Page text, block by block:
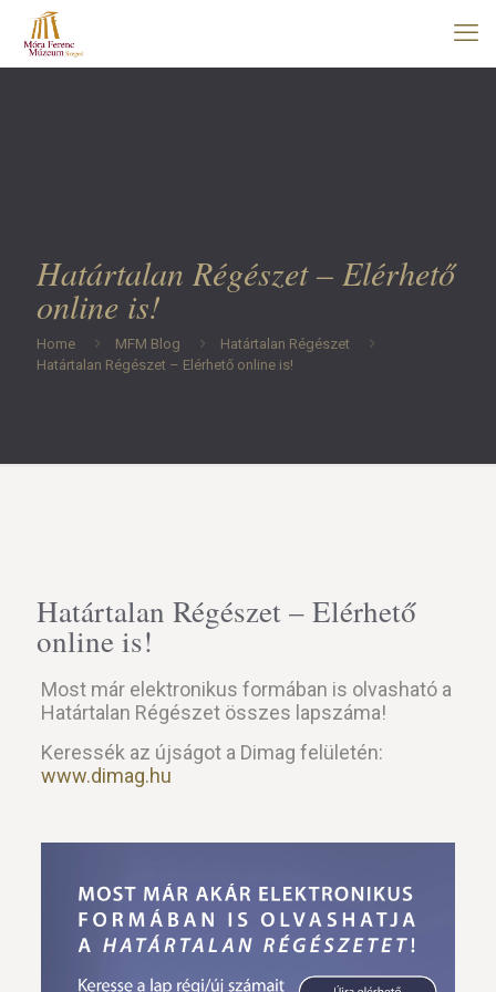
Határtalan Régészet – Elérhető
online is!
Home MFM Blog
Határtalan Régészet
Határtalan Régészet – Elérhető online is!
Határtalan Régészet – Elérhető
online is!
Most már elektronikus formában is olvasható a
Határtalan Régészet összes lapszáma!
Keressék az újságot a Dimag felületén:
www.dimag.hu